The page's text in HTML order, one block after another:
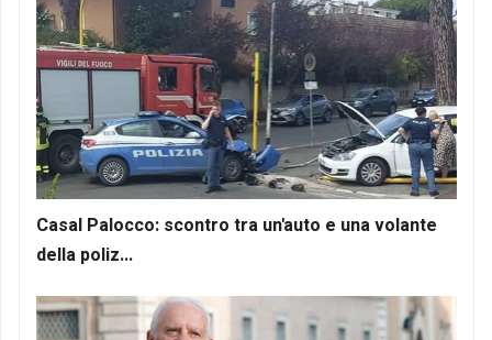
Casal Palocco: scontro tra un'auto e una volante
della poliz...